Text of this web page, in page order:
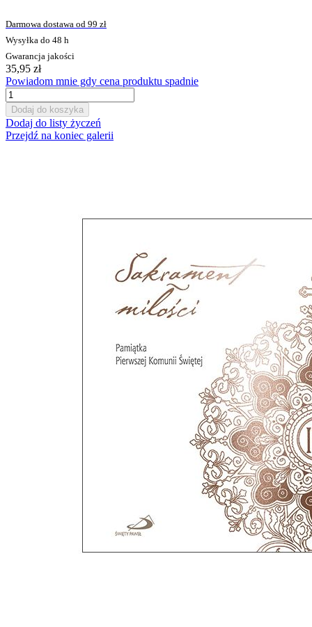
Darmowa dostawa od 99 zł
Wysyłka do 48 h
Gwarancja jakości
35,95 zł
Powiadom mnie gdy cena produktu spadnie
Dodaj do koszyka
Dodaj do listy życzeń
Przejdź na koniec galerii